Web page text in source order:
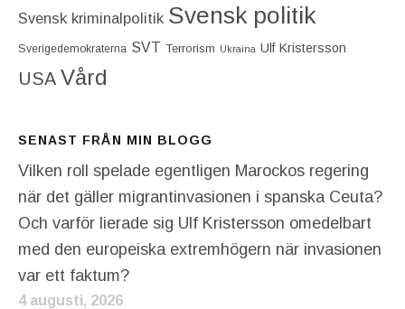
Svensk kriminalpolitik Svensk politik
Sverigedemokraterna SVT Terrorism Ukraina Ulf Kristersson
USA Vård
SENAST FRÅN MIN BLOGG
Vilken roll spelade egentligen Marockos regering
när det gäller migrantinvasionen i spanska Ceuta?
Och varför lierade sig Ulf Kristersson omedelbart
med den europeiska extremhögern när invasionen
var ett faktum?
4 augusti, 2026